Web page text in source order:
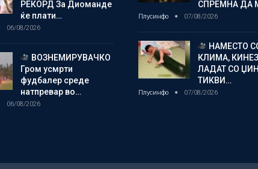
РЕКОРД За Диоманде
ќе плати…
06/08/2026
ВОЗНЕМИРУВАЧКО
Гром усмрти
фудбалер среде
натпревар во…
06/08/2026
СПРЕМНА ДА
Плусинфо 07/08/2026
НАМЕСТО
КЛИМА,
ЛАДАТ СО
ТИКВИ…
Плусинфо 07/08/2026